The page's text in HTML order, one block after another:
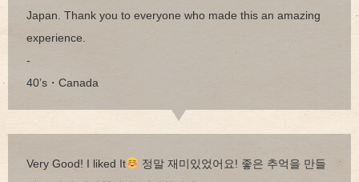
Japan. Thank you to everyone who made this an amazing
experience.
-
40’s・Canada
Very Good! I liked It
정말 재미있었어요! 좋은 추억을 만들